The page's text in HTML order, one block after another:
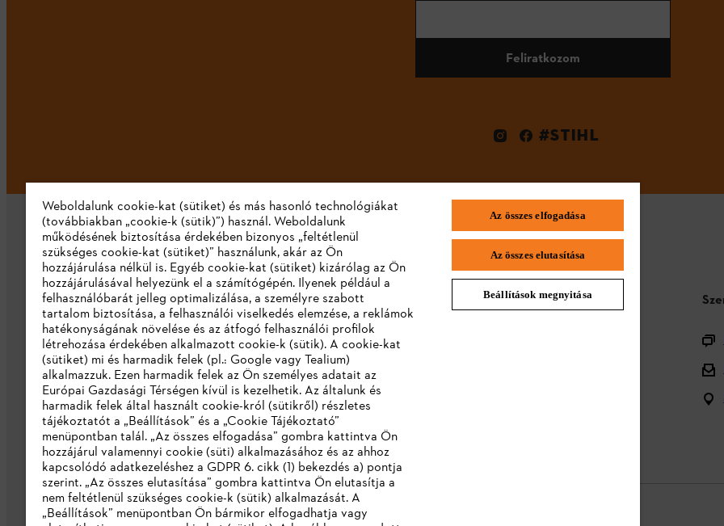
Feliratkozom
#STIHL
Vállalat
Rólunk
Katalógus letöltése
Visszaélés bejelentés
STIHL GYIK
Weboldalunk cookie-kat (sütiket) és más hasonló technológiákat
(továbbiakban „cookie-k (sütik)”) használ. Weboldalunk
működésének biztosítása érdekében bizonyos „feltétlenül
szükséges cookie-kat (sütiket)” használunk, akár az Ön
hozzájárulása nélkül is. Egyéb cookie-kat (sütiket) kizárólag az Ön
hozzájárulásával helyezünk el a számítógépén. Ilyenek például a
felhasználóbarát jelleg optimalizálása, a személyre szabott
tartalom biztosítása, a felhasználói viselkedés elemzése, a reklámok
hatékonyságának növelése és az átfogó felhasználói profilok
létrehozása érdekében alkalmazott cookie-k (sütik). A cookie-kat
(sütiket) mi és harmadik felek (pl.: Google vagy Tealium)
alkalmazzuk. Ezen harmadik felek az Ön személyes adatait az
Európai Gazdasági Térségen kívül is kezelhetik. Az általunk és
harmadik felek által használt cookie-król (sütikről) részletes
tájékoztatót a „Beállítások” és a „Cookie Tájékoztató”
menüpontban talál. „Az összes elfogadása” gombra kattintva Ön
hozzájárul valamennyi cookie (süti) alkalmazásához és az ahhoz
kapcsolódó adatkezeléshez a GDPR 6. cikk (1) bekezdés a) pontja
szerint. „Az összes elutasítása” gombra kattintva Ön elutasítja a
nem feltétlenül szükséges cookie-k (sütik) alkalmazását. A
„Beállítások” menüpontban Ön bármikor elfogadhatja vagy
Az összes elfogadása
Az összes elutasítása
Beállítások megnyitása